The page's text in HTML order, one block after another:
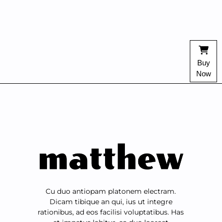
Cu duo antiopam platonem electram.
Dicam tibique an qui, ius ut integre
rationibus, ad eos facilisi voluptatibus. Has
Buy
Now